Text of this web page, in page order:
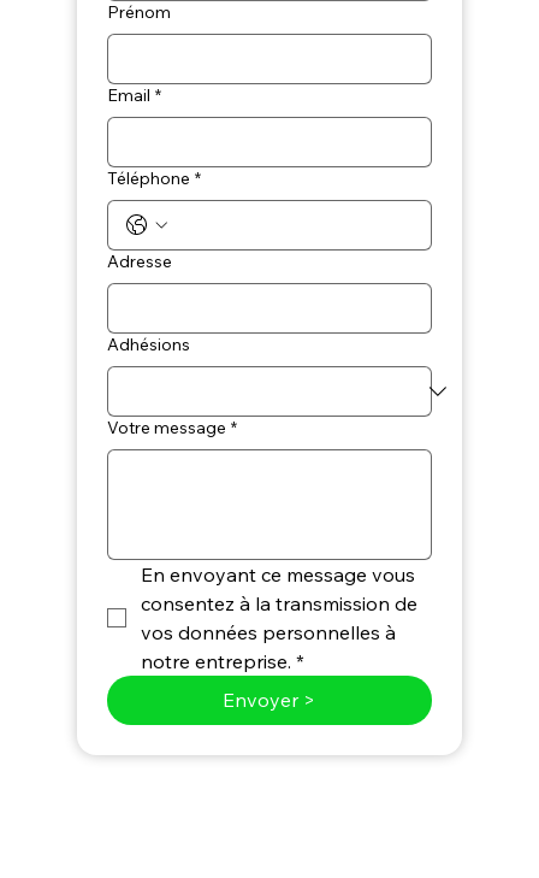
Prénom
Email *
Téléphone *
Adresse
Adhésions
Votre message *
En envoyant ce message vous
consentez à la transmission de
vos données personnelles à
notre entreprise. *
Envoyer >